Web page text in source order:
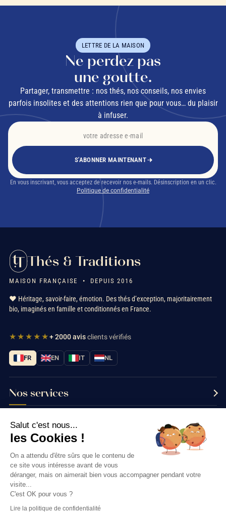
LETTRE DE LA MAISON
Ne perdez pas
une goutte.
Partager, transmettre : nos thés, nos conseils, nos envies
parfois insolites et des attentions rien que pour vous… du plaisir
à infuser.
S'ABONNER MAINTENANT
En vous inscrivant, vous acceptez de recevoir nos e-mails. Désinscription en un clic.
Politique de confidentialité
Thés & Traditions
MAISON FRANÇAISE • DEPUIS 2016
❤️ Héritage, savoir-faire, émotion. Des thés d’exception, majoritairement
bio, imaginés en famille et conditionnés en France.
★★★★★+ 2000 avisclients vérifiés
FR EN IT NL
Nos services
Informations
Nous contacter
Thés & Traditions © 2026
Salut c'est nous...
les Cookies !
On a attendu d'être sûrs que le contenu de
ce site vous intéresse avant de vous
déranger, mais on aimerait bien vous accompagner pendant votre
visite...
C'est OK pour vous ?
Lire la politique de confidentialité